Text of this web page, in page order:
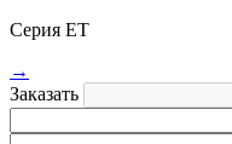
Серия ET
→
Заказать